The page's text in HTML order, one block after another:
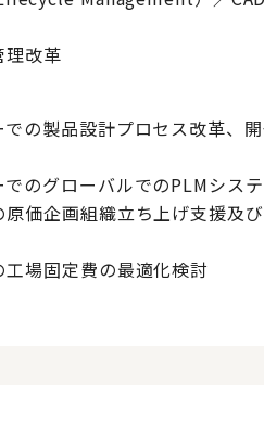
理改革
での製品設計プロセス改革、
でのグローバルでのPLMシス
原価企画組織立ち上げ支援及
工場固定費の最適化検討